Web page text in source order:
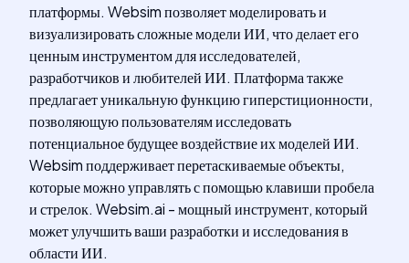
платформы. Websim позволяет моделировать и
визуализировать сложные модели ИИ, что делает его
ценным инструментом для исследователей,
разработчиков и любителей ИИ. Платформа также
предлагает уникальную функцию гиперстиционности,
позволяющую пользователям исследовать
потенциальное будущее воздействие их моделей ИИ.
Websim поддерживает перетаскиваемые объекты,
которые можно управлять с помощью клавиши пробела
и стрелок. Websim.ai - мощный инструмент, который
может улучшить ваши разработки и исследования в
области ИИ.